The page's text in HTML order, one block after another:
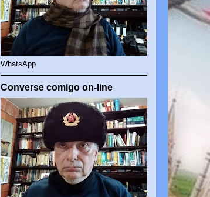
WhatsApp
Converse comigo on-line